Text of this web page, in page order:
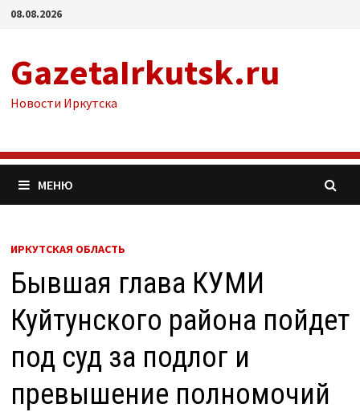
Перейти
08.08.2026
GazetaIrkutsk.ru
Новости Иркутска
МЕНЮ
ИРКУТСКАЯ ОБЛАСТЬ
Бывшая глава КУМИ
Куйтунского района пойдет
под суд за подлог и
превышение полномочий